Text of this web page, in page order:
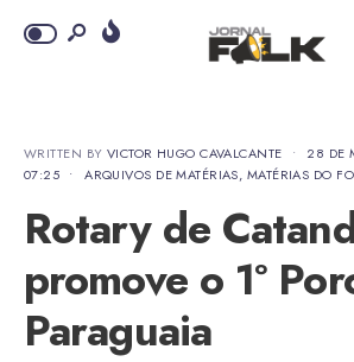
WRITTEN BY VICTOR HUGO CAVALCANTE • 28 DE
07:25 • ARQUIVOS DE MATÉRIAS, MATÉRIAS DO
Rotary de
promove o 1º
Paraguaia